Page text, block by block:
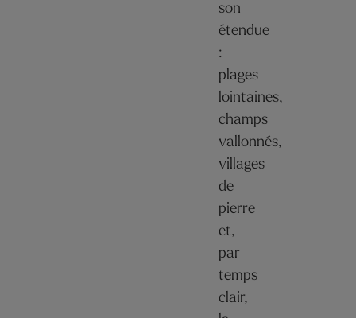
son
étendue
:
plages
lointaines,
champs
vallonnés,
villages
de
pierre
et,
par
temps
clair,